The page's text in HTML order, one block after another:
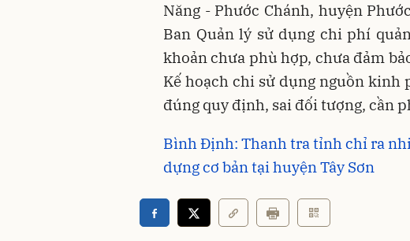
Năng - Phước Chánh, huyện
Ban Quản lý sử dụng chi phí
khoản chưa phù hợp, chưa đảm
Kế hoạch chi sử dụng nguồn
đúng quy định, sai đối tượng, cần
Bình Định: Thanh tra tỉnh chỉ ra
dựng cơ bản tại huyện Tây Sơn